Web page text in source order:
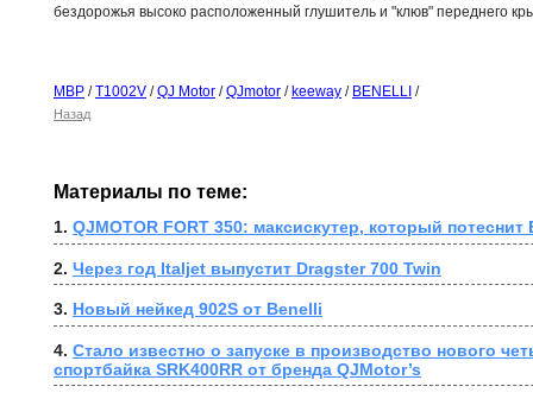
бездорожья высоко расположенный глушитель и "клюв" переднего
MBP /T1002V /QJ Motor /QJmotor / keeway / BENELLI /
Назад
Материалы по теме:
1. QJMOTOR FORT 350: максискутер, который потеснит
2. Через год Italjet выпустит Dragster 700 Twin
3. Новый нейкед 902S от Benelli
4. Стало известно о запуске в производство нового
спортбайка SRK400RR от бренда QJMotor’s